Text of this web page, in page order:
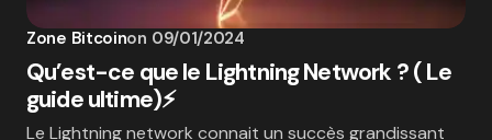
Zone Bitcoinon 09/01/2024
Qu’est-ce que le Lightning Network ? ( Le
guide ultime)⚡
Le Lightning network connait un succès grandissant